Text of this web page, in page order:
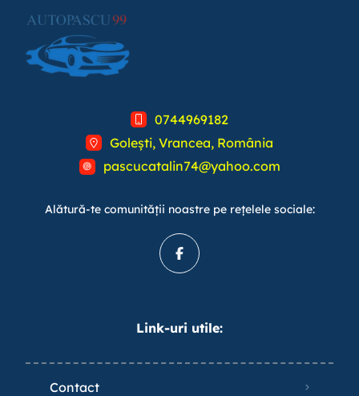
0744969182
Golești, Vrancea, România
pascucatalin74@yahoo.com
Alătură-te comunității noastre pe rețelele sociale:
Link-uri utile:
Contact